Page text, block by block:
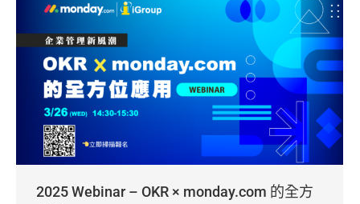
2025 Webinar – OKR × monday.com 的全方